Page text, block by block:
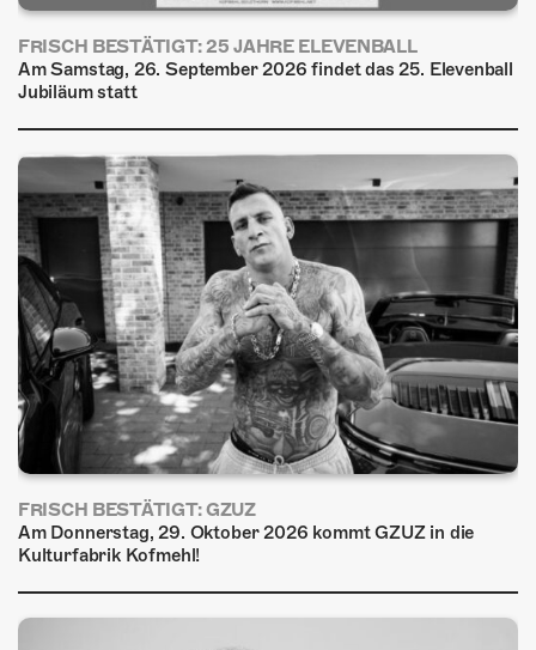
FRISCH BESTÄTIGT: 25 JAHRE ELEVENBALL
Am Samstag, 26. September 2026 findet das 25. Elevenball
Jubiläum statt
FRISCH BESTÄTIGT: GZUZ
Am Donnerstag, 29. Oktober 2026 kommt GZUZ in die
Kulturfabrik Kofmehl!